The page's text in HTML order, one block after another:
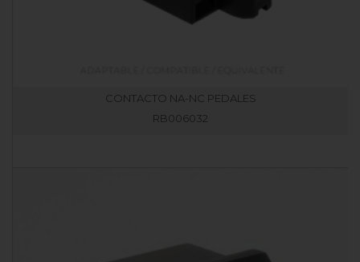
CONTACTO NA-NC PEDALES
RB006032